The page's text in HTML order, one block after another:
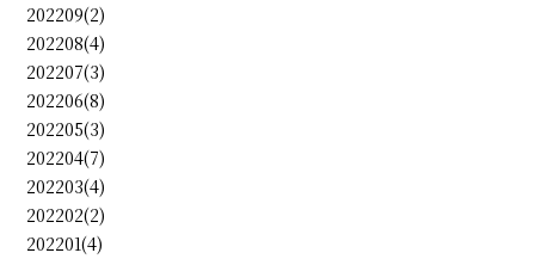
202209(2)
202208(4)
202207(3)
202206(8)
202205(3)
202204(7)
202203(4)
202202(2)
202201(4)